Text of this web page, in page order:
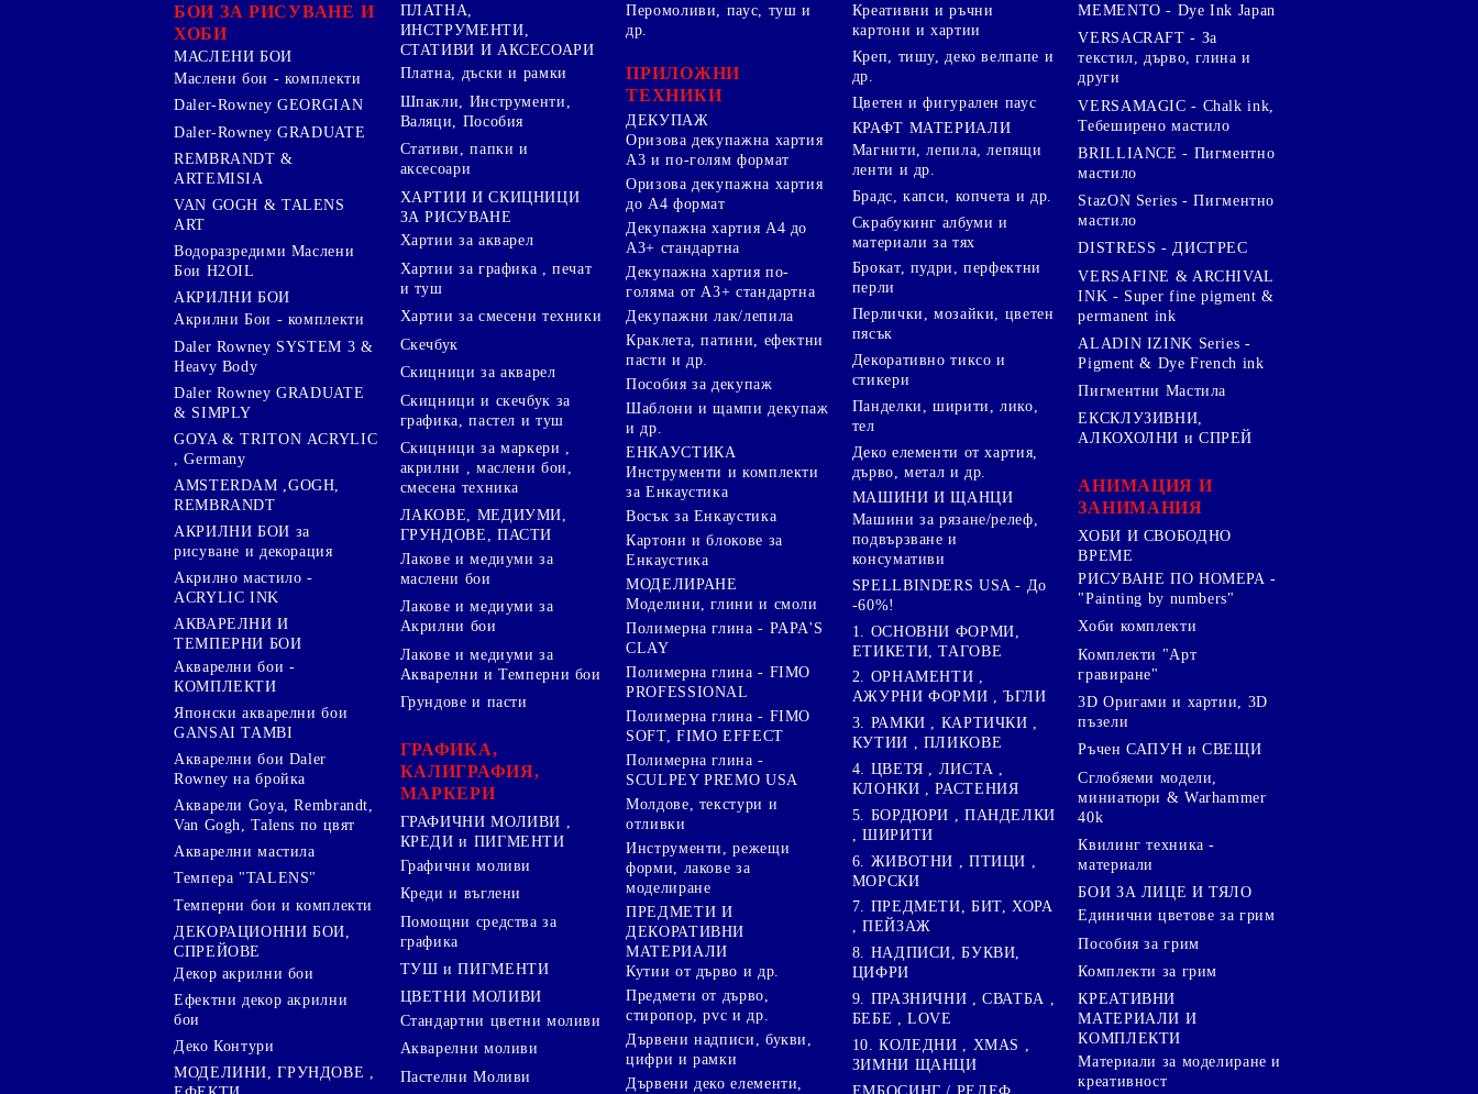
БОИ ЗА РИСУВАНЕ И
ХОБИ
МАСЛЕНИ БОИ
Маслени бои - комплекти
Daler-Rowney GEORGIAN
Daler-Rowney GRADUATE
REMBRANDT &
ARTEMISIA
VAN GOGH & TALENS
ART
Водоразредими Маслени
Бои H2OIL
АКРИЛНИ БОИ
Акрилни Бои - комплекти
Daler Rowney SYSTEM 3 &
Heavy Body
Daler Rowney GRADUATE
& SIMPLY
GOYA & TRITON АCRYLIC
, Germany
AMSTERDAM ,GOGH,
REMBRANDT
АКРИЛНИ БОИ за
рисуване и декорация
Акрилно мастило -
ACRYLIC INK
АКВАРЕЛНИ И
ТЕМПЕРНИ БОИ
Акварелни бои -
КОМПЛЕКТИ
Японски акварелни бои
GANSAI TAMBI
Акварелни бои Daler
Rowney на бройка
Акварели Goya, Rembrandt,
Van Gogh, Talens по цвят
Акварелни мастила
Темпера "TALENS"
Темперни бои и комплекти
ДЕКОРАЦИОННИ БОИ,
СПРЕЙОВЕ
Декор акрилни бои
Ефектни декор акрилни
бои
Деко Контури
МОДЕЛИНИ, ГРУНДОВЕ ,
ПЛАТНА,
ИНСТРУМЕНТИ,
СТАТИВИ И АКСЕСОАРИ
Платна, дъски и рамки
Шпакли, Инструменти,
Валяци, Пособия
Стативи, папки и
аксесоари
ХАРТИИ И СКИЦНИЦИ
ЗА РИСУВАНЕ
Хартии за акварел
Хартии за графика , печат
и туш
Хартии за смесени техники
Скечбук
Скицници за акварел
Скицници и скечбук за
графика, пастел и туш
Скицници за маркери ,
акрилни , маслени бои,
смесена техника
ЛАКОВЕ, МЕДИУМИ,
ГРУНДОВЕ, ПАСТИ
Лакове и медиуми за
маслени бои
Лакове и медиуми за
Акрилни бои
Лакове и медиуми за
Акварелни и Темперни бои
Грундове и пасти
ГРАФИКА,
КАЛИГРАФИЯ,
МАРКЕРИ
ГРАФИЧНИ МОЛИВИ ,
КРЕДИ и ПИГМЕНТИ
Графични моливи
Креди и въглени
Помощни средства за
графика
ТУШ и ПИГМЕНТИ
ЦВЕТНИ МОЛИВИ
Стандартни цветни моливи
Акварелни моливи
Пастелни Моливи
Перомоливи, паус, туш и
др.
ПРИЛОЖНИ
ТЕХНИКИ
ДЕКУПАЖ
Оризова декупажна хартия
А3 и по-голям формат
Оризова декупажна хартия
до А4 формат
Декупажна хартия А4 до
А3+ стандартна
Декупажна хартия по-
голяма от А3+ стандартна
Декупажни лак/лепила
Краклета, патини, ефектни
пасти и др.
Пособия за декупаж
Шаблони и щампи декупаж
и др.
ЕНКАУСТИКА
Инструменти и комплекти
за Енкаустика
Восък за Енкаустика
Картони и блокове за
Енкаустика
МОДЕЛИРАНЕ
Моделини, глини и смоли
Полимерна глина - PAPA'S
CLAY
Полимерна глина - FIMO
PROFESSIONAL
Полимерна глина - FIMO
SOFT, FIMO EFFECT
Полимерна глина -
SCULPEY PREMO USA
Молдове, текстури и
отливки
Инструменти, режещи
форми, лакове за
моделиране
ПРЕДМЕТИ И
ДЕКОРАТИВНИ
МАТЕРИАЛИ
Кутии от дърво и др.
Предмети от дърво,
стиропор, pvc и др.
Дървени надписи, букви,
цифри и рамки
Дървени деко елементи,
Креативни и ръчни
картони и хартии
Креп, тишу, деко велпапе и
др.
Цветен и фигурален паус
КРАФТ МАТЕРИАЛИ
Магнити, лепила, лепящи
ленти и др.
Брадс, капси, копчета и др.
Скрабукинг албуми и
материали за тях
Брокат, пудри, перфектни
перли
Перлички, мозайки, цветен
пясък
Декоративно тиксо и
стикери
Панделки, ширити, лико,
тел
Деко елементи от хартия,
дърво, метал и др.
МАШИНИ И ЩАНЦИ
Машини за рязане/релеф,
подвързване и
консумативи
SPELLBINDERS USA - До
-60%!
1. ОСНОВНИ ФОРМИ,
ЕТИКЕТИ, ТАГОВЕ
2. ОРНАМЕНТИ ,
АЖУРНИ ФОРМИ , ЪГЛИ
3. РАМКИ , КАРТИЧКИ ,
КУТИИ , ПЛИКОВЕ
4. ЦВЕТЯ , ЛИСТА ,
КЛОНКИ , РАСТЕНИЯ
5. БОРДЮРИ , ПАНДЕЛКИ
, ШИРИТИ
6. ЖИВОТНИ , ПТИЦИ ,
МОРСКИ
7. ПРЕДМЕТИ, БИТ, ХОРА
, ПЕЙЗАЖ
8. НАДПИСИ, БУКВИ,
ЦИФРИ
9. ПРАЗНИЧНИ , СВАТБА ,
БЕБЕ , LOVE
10. КОЛЕДНИ , XMAS ,
ЗИМНИ ЩАНЦИ
MEMENTO - Dye Ink Japan
VERSACRAFT - За
текстил, дърво, глина и
други
VERSAMAGIC - Chalk ink,
Тебеширено мастило
BRILLIANCE - Пигментно
мастило
StazON Series - Пигментно
мастило
DISTRESS - ДИСТРЕС
VERSAFINE & ARCHIVAL
INK - Super fine pigment &
permanent ink
ALADIN IZINK Series -
Pigment & Dye French ink
Пигментни Мастила
ЕКСКЛУЗИВНИ,
АЛКОХОЛНИ и СПРЕЙ
АНИМАЦИЯ И
ЗАНИМАНИЯ
ХОБИ И СВОБОДНО
ВРЕМЕ
РИСУВАНЕ ПО НОМЕРА -
"Painting by numbers"
Хоби комплекти
Комплекти "Арт
гравиране"
3D Оригами и хартии, 3D
пъзели
Ръчен САПУН и СВЕЩИ
Сглобяеми модели,
миниатюри & Warhammer
40k
Квилинг техника -
материали
БОИ ЗА ЛИЦЕ И ТЯЛО
Единични цветове за грим
Пособия за грим
Комплекти за грим
КРЕАТИВНИ
МАТЕРИАЛИ И
КОМПЛЕКТИ
Mатериали за моделиране и
креативност